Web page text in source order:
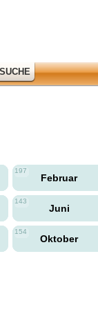
197
Februar
143
Juni
154
Oktober